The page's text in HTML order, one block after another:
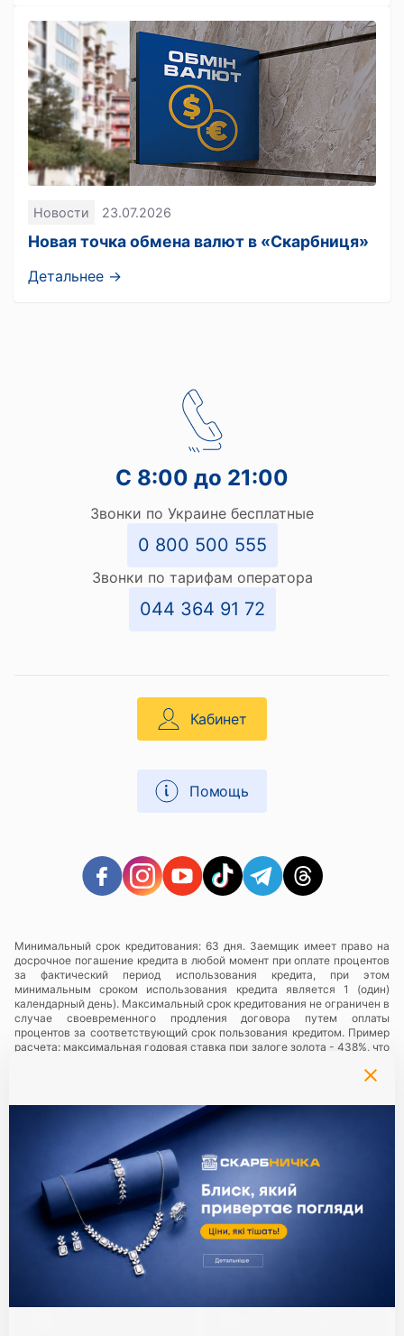
Новости 23.07.2026
Новая точка обмена валют в «Скарбниця»
Детальнее →
С 8:00 до 21:00
Звонки по Украине бесплатные
0 800 500 555
Звонки по тарифам оператора
044 364 91 72
Кабинет
Помощь
Минимальный срок кредитования: 63 дня. Заемщик имеет право на
досрочное погашение кредита в любой момент при оплате процентов
за фактический период использования кредита, при этом
минимальным сроком использования кредита является 1 (один)
календарный день). Максимальный срок кредитования не ограничен в
случае своевременного продления договора путем оплаты
процентов за соответствующий срок пользования кредитом. Пример
расчета: максимальная годовая ставка при залоге золота - 438%, что
грн., плата за пользование кредитом - 1,3% в день, составляющий 13
необходимо будет заплатить сумму в размере 819 грн.
Услуги предоставляются в сети ломбардов
«Скарбниця ТМ»
юридические лица и их обособленные подразделения,
предоставляющие ломбардные услуги с использованием торговой
марки (знака для товаров и услуг) «Скарбниця ТМ»..
конфиденциальности.
Партнери:
Единый ключ ко всем сервисам
Приложение Скарбниця Приложение Скарбниця